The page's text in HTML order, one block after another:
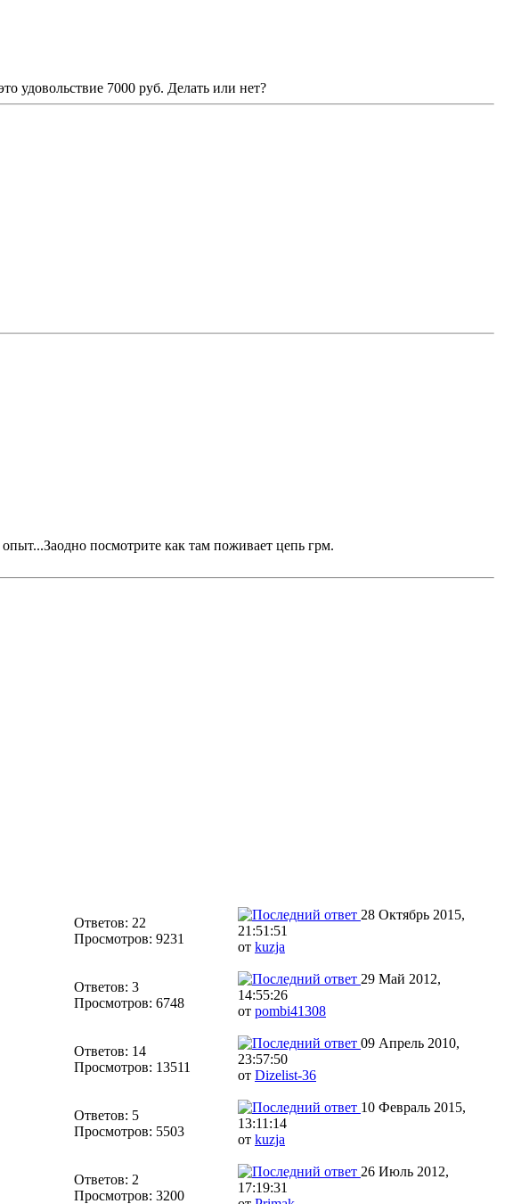
удовольствие 7000 руб. Делать или нет?
посмотрите как там поживает цепь грм.
Ответов: 22
Просмотров: 9231
28 Октябрь 2015,
21:51:51
от kuzja
Ответов: 3
Просмотров: 6748
29 Май 2012,
14:55:26
от pombi41308
Ответов: 14
Просмотров: 13511
09 Апрель 2010,
23:57:50
от Dizelist-36
Ответов: 5
Просмотров: 5503
10 Февраль 2015,
13:11:14
от kuzja
Ответов: 2
Просмотров: 3200
26 Июль 2012,
17:19:31